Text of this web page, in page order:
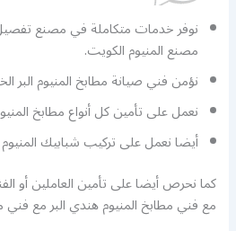
نوفر خدمات متكاملة في مصنع
مصنع المنيوم الكويت.
نؤمن فني صيانة مطابخ المنيوم البر
نعمل على تأمين كل أنواع مطابخ
أيضا نعمل على تركيب شبابيك
كما نحرص أيضا على تأمين العاملين أو
مع فني مطابخ المنيوم هندي البر مع فني